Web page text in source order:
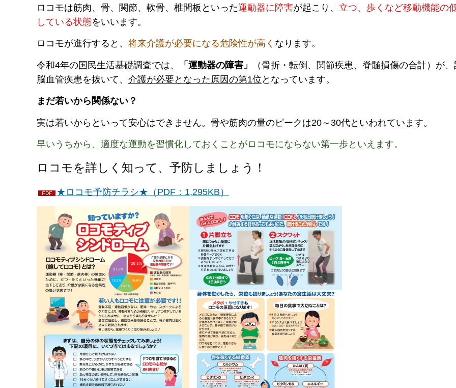
ロコモは筋肉、骨、関節、軟骨、椎間板といった運動器に障害が起こり、 立つ、歩くなど移動機能の
している状態をいいます。
ロコモが進行すると、 将来介護が必要になる危険性が高く なります。
令和4年の国民生活基礎調査では、 「運動器の障害」
（骨折・転倒、関節疾患、脊髄損傷の合計）が
脳血管疾患を抜いて、 介護が必要となった原因の第1位 となっています。
まだ若いから関係ない？
実は若いからといって安心はできません。骨や筋肉の量のピークは20～30代といわれています。
早いうちから、適度な運動を習慣化しておくことがロコモにならない第一歩といえます。
ロコモを詳しく知って、予防しましょう！
★ロコモ予防チラシ★（PDF：1,295KB）